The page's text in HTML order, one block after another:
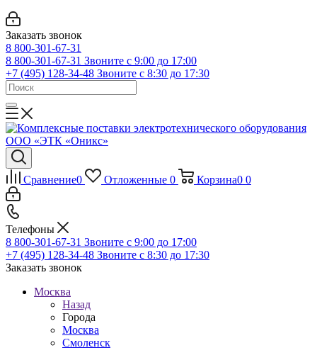
Заказать звонок
8 800-301-67-31
8 800-301-67-31 Звоните с 9:00 до 17:00
+7 (495) 128-34-48 Звоните с 8:30 до 17:30
Сравнение0 Отложенные 0 Корзина0 0
Телефоны
8 800-301-67-31 Звоните с 9:00 до 17:00
+7 (495) 128-34-48 Звоните с 8:30 до 17:30
Заказать звонок
Москва
Назад
Города
Москва
Смоленск